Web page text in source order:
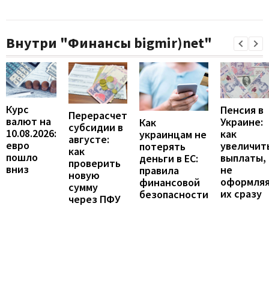
Внутри "Финансы bigmir)net"
Курс
валют на
10.08.2026:
евро
пошло
вниз
Перерасчет
субсидии в
августе:
как
проверить
новую
сумму
через ПФУ
Как
украинцам не
потерять
деньги в ЕС:
правила
финансовой
безопасности
Пенсия в
Украине:
как
выплаты,
не
их сразу